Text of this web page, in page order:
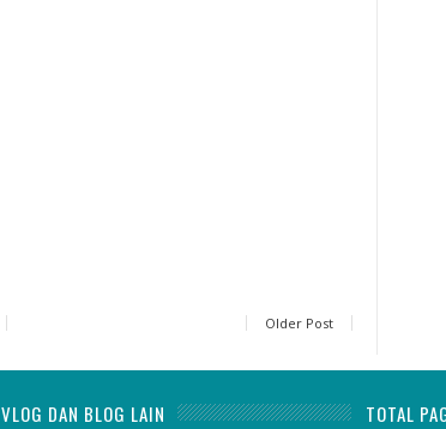
Older Post
VLOG DAN BLOG LAIN TOTAL